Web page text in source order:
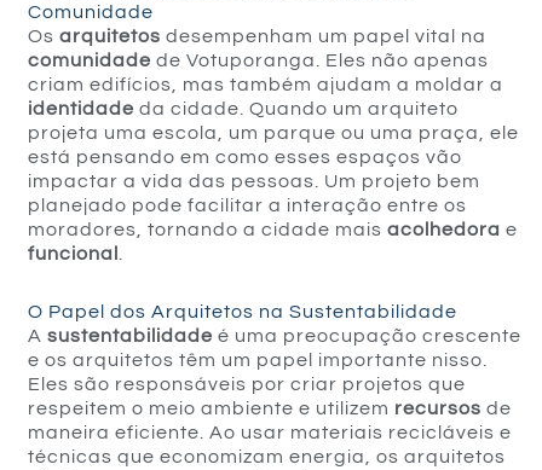
Comunidade
Osarquitetos desempenham um papel vital na
comunidade de Votuporanga. Eles não apenas
criam edifícios, mas também ajudam a moldar a
identidade da cidade. Quando um arquiteto
projeta uma escola, um parque ou uma praça, ele
está pensando em como esses espaços vão
impactar a vida das pessoas. Um projeto bem
planejado pode facilitar a interação entre os
moradores, tornando a cidade maisacolhedora e
funcional
O Papel dos Arquitetos na Sustentabilidade
Asustentabilidade é uma preocupação crescente
e os arquitetos têm um papel importante nisso.
Eles são responsáveis por criar projetos que
respeitem o meio ambiente e utilizem recursos de
maneira eficiente. Ao usar materiais recicláveis e
técnicas que economizam energia, os arquitetos